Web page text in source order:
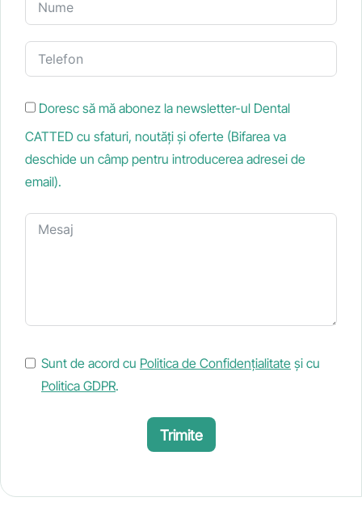
Doresc să mă abonez la newsletter-ul Dental
CATTED cu sfaturi, noutăți și oferte (Bifarea va
deschide un câmp pentru introducerea adresei de
email).
Sunt de acord cu Politica de Confidențialitateși cu
Politica GDPR.
Trimite